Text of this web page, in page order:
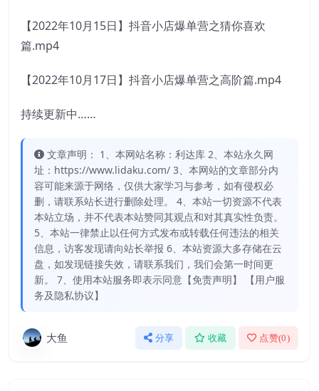
【2022年10月15日】抖音小店爆单营之猜你喜欢
篇.mp4
【2022年10月17日】抖音小店爆单营之高阶篇.mp4
持续更新中……
文章声明： 1、本网站名称：利达库 2、本站永久网
址：https://www.lidaku.com/ 3、本网站的文章部分内
容可能来源于网络，仅供大家学习与参考，如有侵权必
删，请联系站长进行删除处理。 4、本站一切资源不代表
本站立场，并不代表本站赞同其观点和对其真实性负责。
5、本站一律禁止以任何方式发布或转载任何违法的相关
信息，访客发现请向站长举报 6、本站资源大多存储在云
盘，如发现链接失效，请联系我们，我们会第一时间更
新。 7、使用本站服务即表示同意【免责声明】 【用户服
务及隐私协议】
大鱼 分享 收藏 点赞(0)